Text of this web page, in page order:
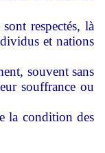
respectés, là
et nations
souvent sans
souffrance ou
la condition des